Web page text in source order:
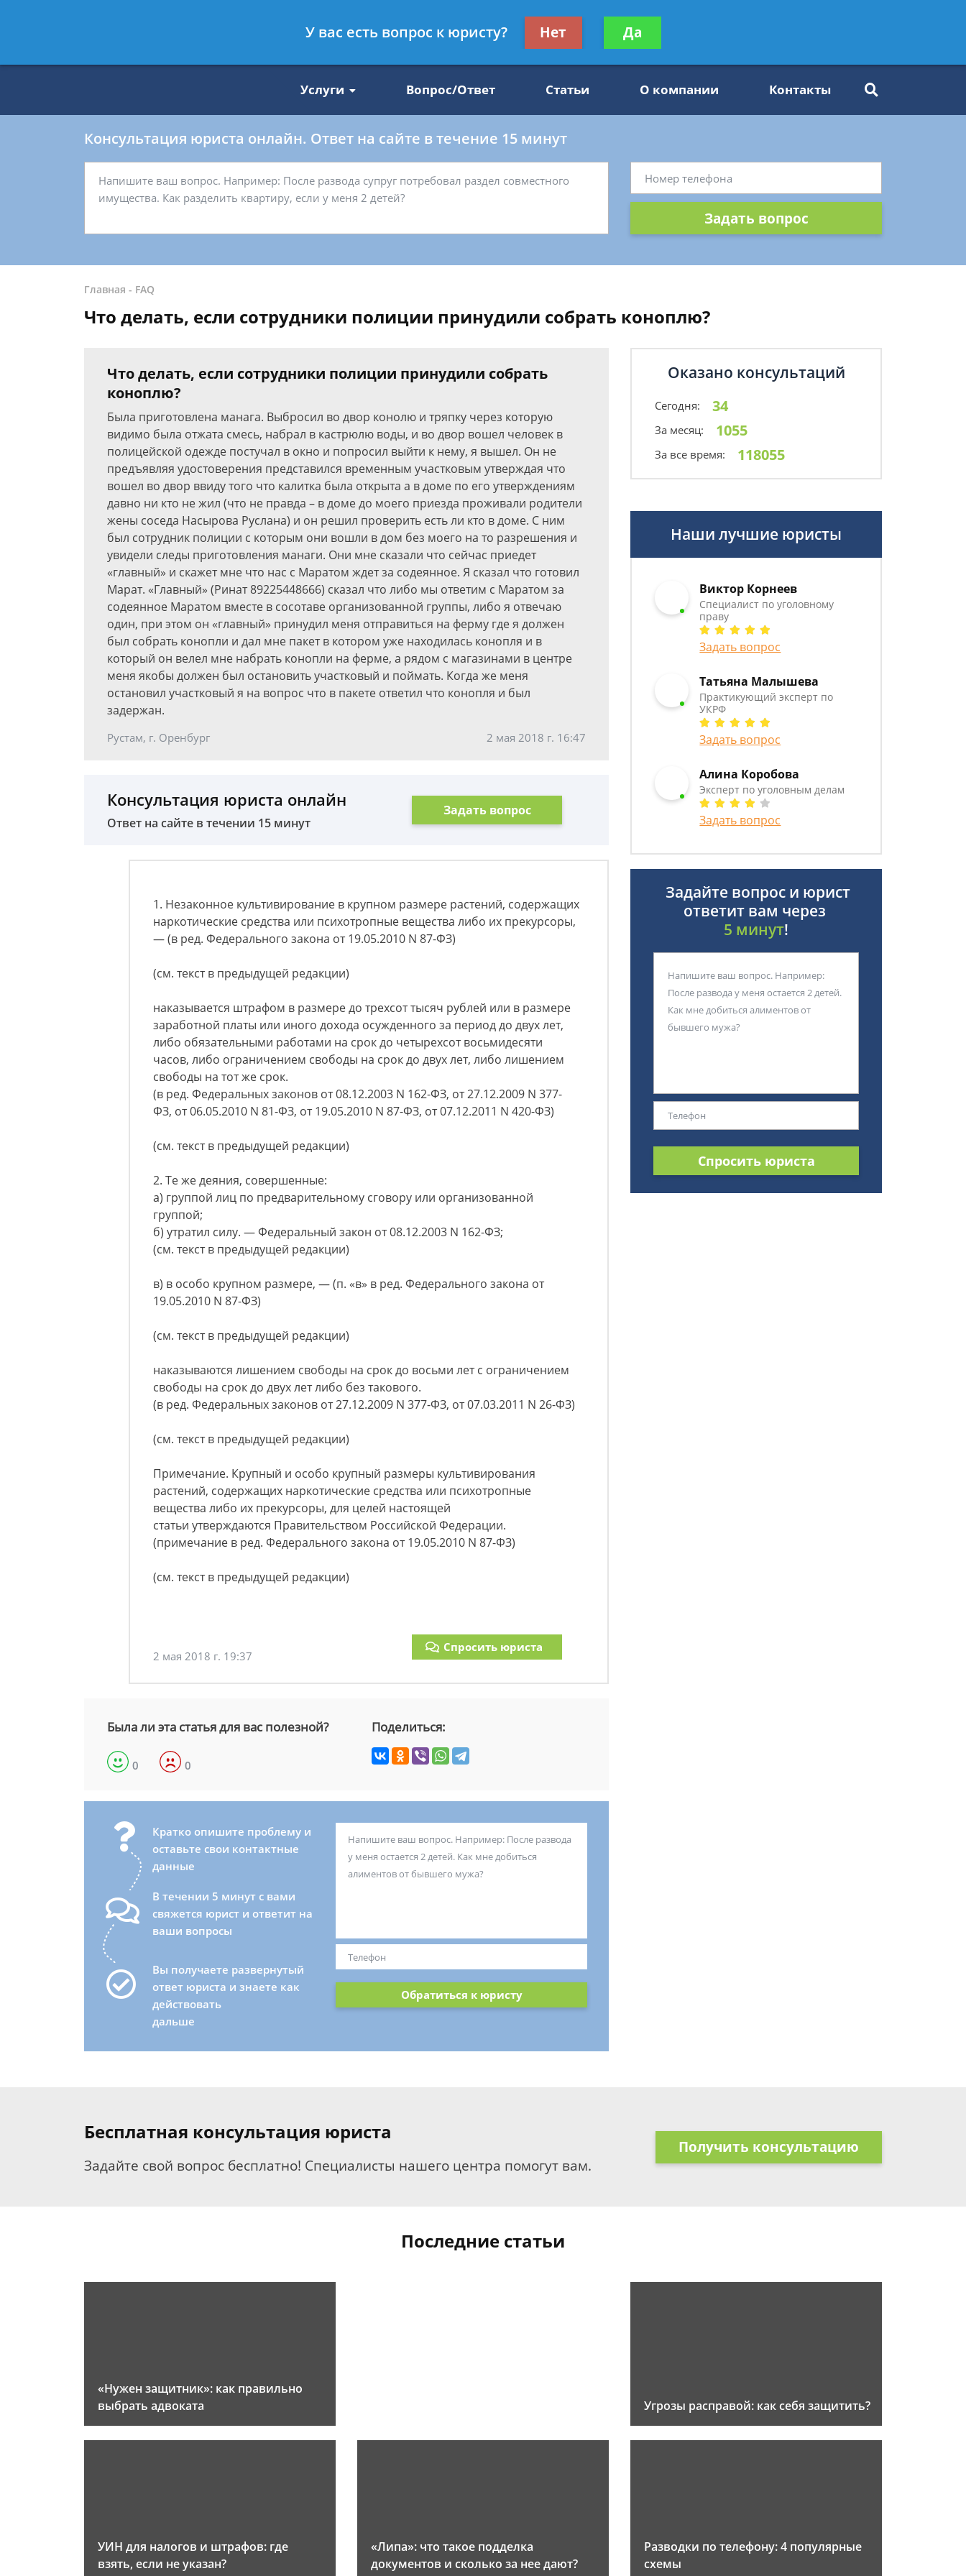
8 812 509-27-47
Получите консультацию
бесплатно
Услуги Вопрос/Ответ Статьи О компании Контакты
Консультация юриста онлайн. Ответ на сайте в течение 15 минут
Задать вопрос
Главная - FAQ
Что делать, если сотрудники полиции принудили собрать коноплю?
Что делать, если сотрудники полиции принудили собрать
коноплю?
Была приготовлена манага. Выбросил во двор конолю и тряпку через которую
видимо была отжата смесь, набрал в кастрюлю воды, и во двор вошел человек в
полицейской одежде постучал в окно и попросил выйти к нему, я вышел. Он не
предъявляя удостоверения представился временным участковым утверждая что
вошел во двор ввиду того что калитка была открыта а в доме по его утверждениям
давно ни кто не жил (что не правда – в доме до моего приезда проживали родители
жены соседа Насырова Руслана) и он решил проверить есть ли кто в доме. С ним
был сотрудник полиции с которым они вошли в дом без моего на то разрешения и
увидели следы приготовления манаги. Они мне сказали что сейчас приедет
«главный» и скажет мне что нас с Маратом ждет за содеянное. Я сказал что готовил
Марат. «Главный» (Ринат 89225448666) сказал что либо мы ответим с Маратом за
содеянное Маратом вместе в сосотаве организованной группы, либо я отвечаю
один, при этом он «главный» принудил меня отправиться на ферму где я должен
был собрать конопли и дал мне пакет в котором уже находилась конопля и в
который он велел мне набрать конопли на ферме, а рядом с магазинами в центре
меня якобы должен был остановить участковый и поймать. Когда же меня
остановил участковый я на вопрос что в пакете ответил что конопля и был
задержан.
Рустам, г. Оренбург 2 мая 2018 г. 16:47
Консультация юриста онлайн
Ответ на сайте в течении 15 минут
Задать вопрос
1. Незаконное культивирование в крупном размере растений, содержащих
наркотические средства или психотропные вещества либо их прекурсоры,
— (в ред. Федерального закона от 19.05.2010 N 87-ФЗ)
(см. текст в предыдущей редакции)
наказывается штрафом в размере до трехсот тысяч рублей или в размере
заработной платы или иного дохода осужденного за период до двух лет,
либо обязательными работами на срок до четырехсот восьмидесяти
часов, либо ограничением свободы на срок до двух лет, либо лишением
свободы на тот же срок.
(в ред. Федеральных законов от 08.12.2003 N 162-ФЗ, от 27.12.2009 N 377-
ФЗ, от 06.05.2010 N 81-ФЗ, от 19.05.2010 N 87-ФЗ, от 07.12.2011 N 420-ФЗ)
(см. текст в предыдущей редакции)
2. Те же деяния, совершенные:
а) группой лиц по предварительному сговору или организованной
группой;
б) утратил силу. — Федеральный закон от 08.12.2003 N 162-ФЗ;
(см. текст в предыдущей редакции)
в) в особо крупном размере, — (п. «в» в ред. Федерального закона от
19.05.2010 N 87-ФЗ)
(см. текст в предыдущей редакции)
наказываются лишением свободы на срок до восьми лет с ограничением
свободы на срок до двух лет либо без такового.
(в ред. Федеральных законов от 27.12.2009 N 377-ФЗ, от 07.03.2011 N 26-ФЗ)
(см. текст в предыдущей редакции)
Примечание. Крупный и особо крупный размеры культивирования
растений, содержащих наркотические средства или психотропные
вещества либо их прекурсоры, для целей настоящей
статьи утверждаются Правительством Российской Федерации.
(примечание в ред. Федерального закона от 19.05.2010 N 87-ФЗ)
(см. текст в предыдущей редакции)
2 мая 2018 г. 19:37
Спросить юриста
Была ли эта статья для вас полезной?
0 0
Поделиться:
Кратко опишите проблему и
оставьте свои контактные
данные
В течении 5 минут с вами
свяжется юрист и ответит на
ваши вопросы
Вы получаете развернутый
ответ юриста и знаете как
действовать
дальше
Обратиться к юристу
Оказано консультаций
Сегодня: 34
За месяц: 1055
За все время: 118055
Наши лучшие юристы
Виктор Корнеев
Cпециалист по уголовному
праву
Задать вопрос
Татьяна Малышева
Практикующий эксперт по
УКРФ
Задать вопрос
Алина Коробова
Эксперт по уголовным делам
Задать вопрос
Задайте вопрос и юрист
ответит вам через
5 минут!
Спросить юриста
Бесплатная консультация юриста
Задайте свой вопрос бесплатно! Специалисты нашего центра помогут вам.
Получить консультацию
Последние статьи
«Нужен защитник»: как правильно
выбрать адвоката
Угрозы расправой: как себя защитить?
УИН для налогов и штрафов: где
взять, если не указан?
«Липа»: что такое подделка
документов и сколько за нее дают?
Разводки по телефону: 4 популярные
схемы
У вас есть вопрос к юристу? Нет Да